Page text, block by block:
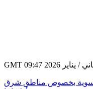
تسوية بخصوص مناطق شرق